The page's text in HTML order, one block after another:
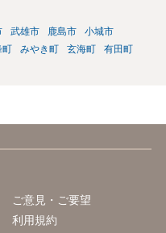
武雄市 鹿島市
小城市
町 みやき町 玄海町
有田町
ご意見・ご要望
利用規約